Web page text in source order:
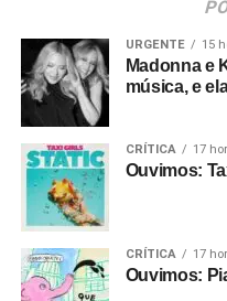
URGENTE 15
Madonna e
música, e
CRÍTICA 17
Ouvimos:
CRÍTICA 17
Ouvimos: